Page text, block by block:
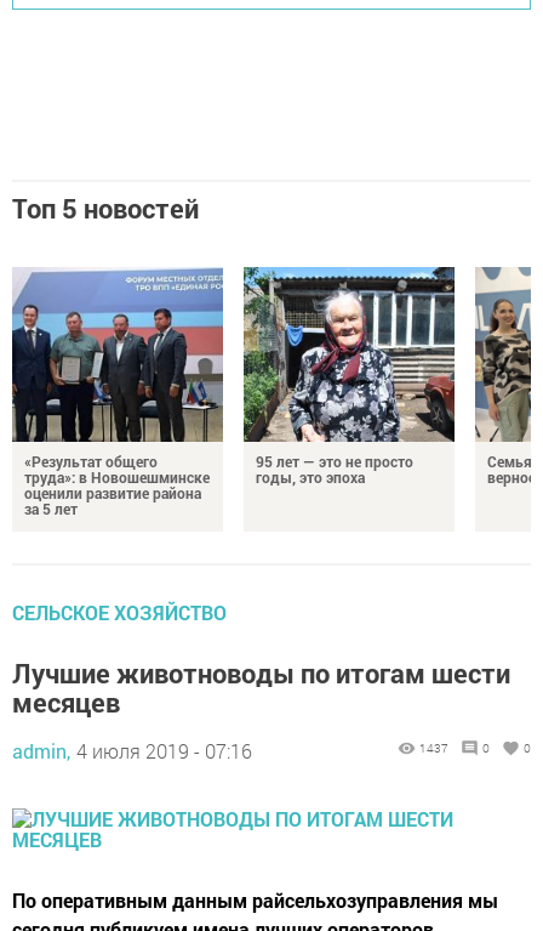
Топ 5 новостей
«Результат общего
труда»: в Новошешминске
оценили развитие района
за 5 лет
95 лет — это не просто
годы, это эпоха
Семья
СЕЛЬСКОЕ ХОЗЯЙСТВО
Лучшие животноводы по итогам шести
месяцев
admin, 4 июля 2019 - 07:16 1437 0 0
По оперативным данным райсельхозуправления мы